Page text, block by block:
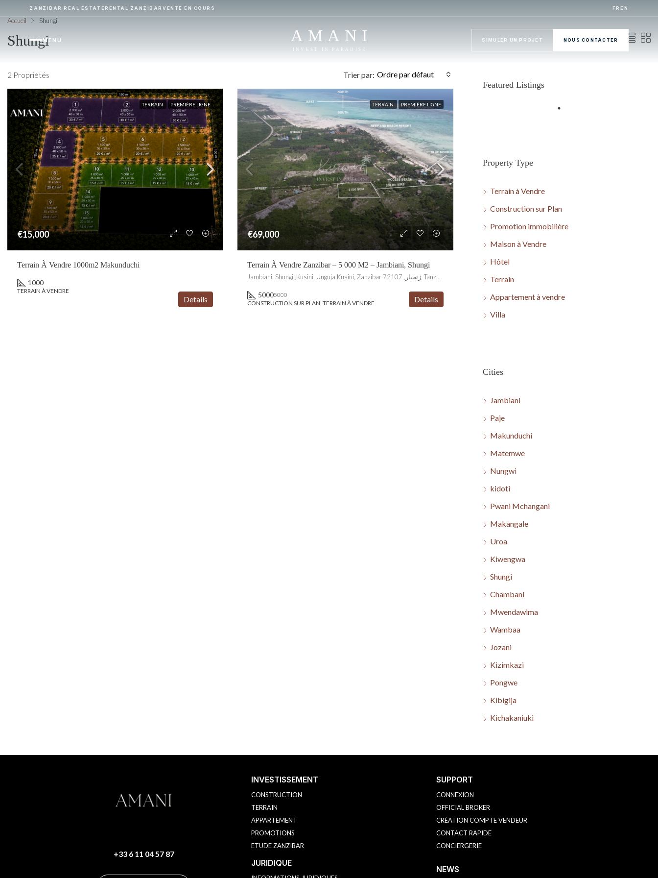
Accueil Shungi
Shungi
2 Propriétés Trier par: Ordre par défaut
TERRAIN PREMIÈRE LIGNE
€15,000
Terrain À Vendre 1000m2 Makunduchi
1000
TERRAIN À VENDRE
Details
TERRAIN PREMIÈRE LIGNE
€69,000
Terrain À Vendre Zanzibar – 5 000 M2 – Jambiani, Shungi
Jambiani, Shungi ,Kusini, Unguja Kusini, Zanzibar زنجبار, 72107, Tanzania
50005000
CONSTRUCTION SUR PLAN, TERRAIN À VENDRE
Details
Featured Listings
Property Type
Terrain à Vendre
Construction sur Plan
Promotion immobilière
Maison à Vendre
Hôtel
Terrain
Appartement à vendre
Villa
Cities
Jambiani
Paje
Makunduchi
Matemwe
Nungwi
kidoti
Pwani Mchangani
Makangale
Uroa
Kiwengwa
Shungi
Chambani
Mwendawima
Wambaa
Jozani
Kizimkazi
Pongwe
Kibigija
Kichakaniuki
+33 6 11 04 57 87
INVESTISSEMENT
CONSTRUCTION
TERRAIN
APPARTEMENT
PROMOTIONS
ETUDE ZANZIBAR
JURIDIQUE
SUPPORT
CONNEXION
OFFICIAL BROKER
CRÉATION COMPTE VENDEUR
CONTACT RAPIDE
CONCIERGERIE
NEWS
ZANZIBAR REAL ESTATERENTAL ZANZIBARVENTE EN COURS FR EN
MENU AMANI
INVEST IN PARADISE
SIMULER UN PROJET NOUS CONTACTER